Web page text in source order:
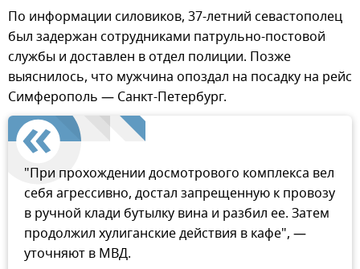
По информации силовиков, 37-летний севастополец
был задержан сотрудниками патрульно-постовой
службы и доставлен в отдел полиции. Позже
выяснилось, что мужчина опоздал на посадку на рейс
Симферополь — Санкт-Петербург.
"При прохождении досмотрового комплекса вел
себя агрессивно, достал запрещенную к провозу
в ручной клади бутылку вина и разбил ее. Затем
продолжил хулиганские действия в кафе", —
уточняют в МВД.